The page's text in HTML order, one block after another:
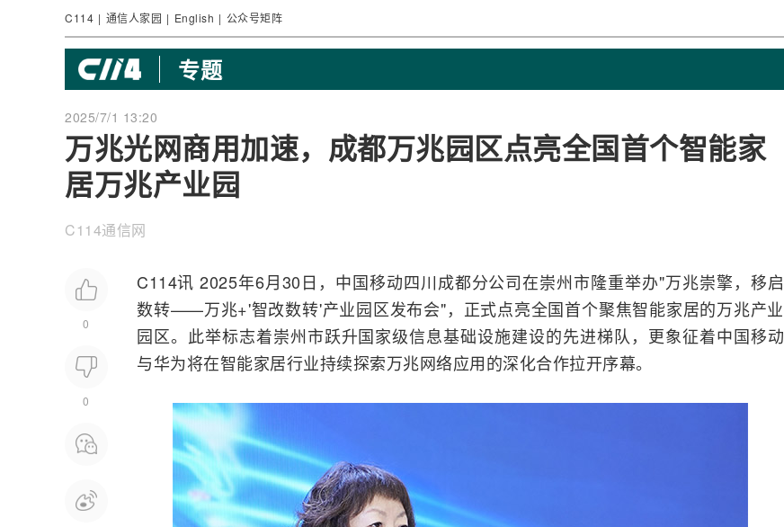
C114 | 通信人家园 | English | 公众号矩阵
专题
2025/7/1 13:20
万兆光网商用加速，成都万兆园区点亮全国首个智能家
居万兆产业园
C114通信网
0
0
C114讯 2025年6月30日， 中国移动四川成都分公司在崇州市隆重举办"万兆崇擎，移启
数转——万兆+'智改数转'产业园区发布会"，正式点亮全国首个聚焦智能家居的万兆产业
园区。此举标志着崇州市跃升国家级信息基础设施建设的先进梯队，更象征着中国移动
与华为将在智能家居行业持续探索万兆网络应用的深化合作拉开序幕。